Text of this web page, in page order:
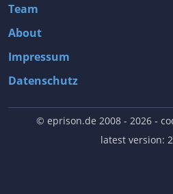
Team
About
Impressum
Datenschutz
© eprison.de 2008 - 2026-
latest version: